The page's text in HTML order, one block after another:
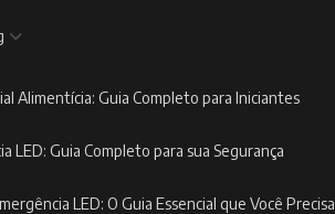
Alimentícia: Guia Completo para Iniciantes
LED: Guia Completo para sua Segurança
LED: O Guia Essencial que Você Precisa